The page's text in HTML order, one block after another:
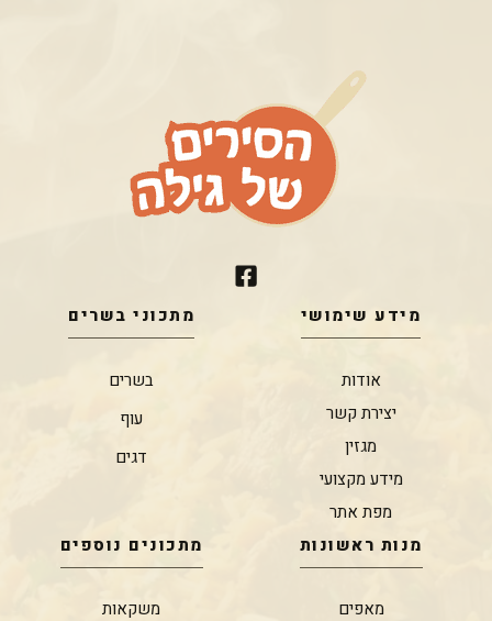
מידע שימושי
אודות
יצירת קשר
מגזין
מידע מקצועי
מפת אתר
מתכוני בשרים
בשרים
עוף
דגים
מנות ראשונות
מאפים
מתכונים נוספים
משקאות